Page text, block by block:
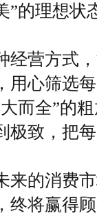
”的理想状
经营方式
用心筛选
而全”的
极致，把
来的消费
终将赢得